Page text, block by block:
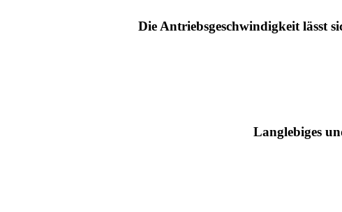
Die Antriebsgeschwindigkeit lässt
Langlebiges